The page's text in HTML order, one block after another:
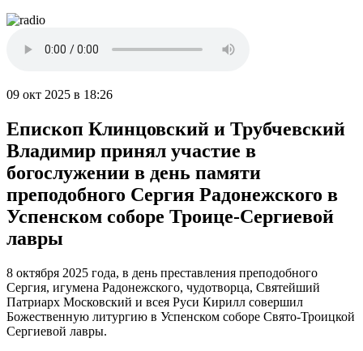
09 окт 2025 в 18:26
Епископ Клинцовский и Трубчевский
Владимир принял участие в
богослужении в день памяти
преподобного Сергия Радонежского в
Успенском соборе Троице-Сергиевой
лавры
8 октября 2025 года, в день преставления преподобного
Сергия, игумена Радонежского, чудотворца, Святейший
Патриарх Московский и всея Руси Кирилл совершил
Божественную литургию в Успенском соборе Свято-Троицкой
Сергиевой лавры.